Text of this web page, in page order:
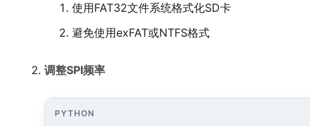
使用FAT32文件系统格式化SD卡
避免使用exFAT或NTFS格式
调整SPI频率
PYTHON